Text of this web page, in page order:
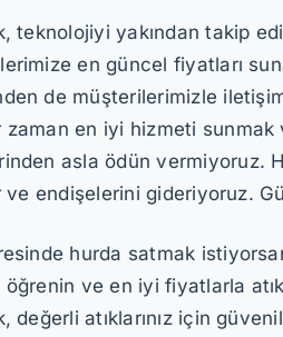
teknolojiyi yakından takip
en güncel fiyatları
de müşterilerimizle
en iyi hizmeti sunmak
asla ödün vermiyoruz.
ve endişelerini gideriyoruz.
hurda satmak
öğrenin ve en iyi fiyatlarla
değerli atıklarınız için